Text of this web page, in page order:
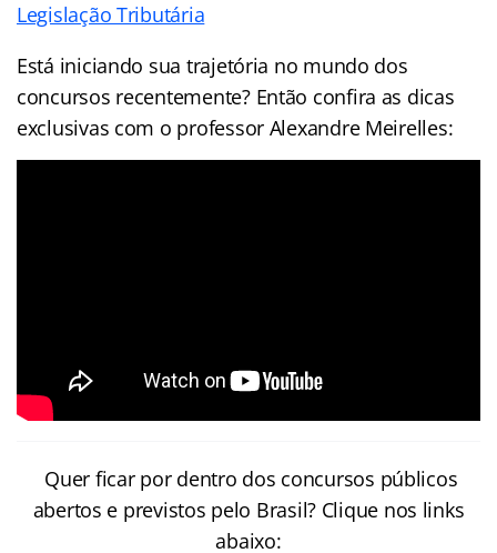
Legislação Tributária
Está iniciando sua trajetória no mundo dos
concursos recentemente? Então confira as dicas
exclusivas com o professor Alexandre Meirelles:
Quer ficar por dentro dos concursos públicos
abertos e previstos pelo Brasil? Clique nos links
abaixo: